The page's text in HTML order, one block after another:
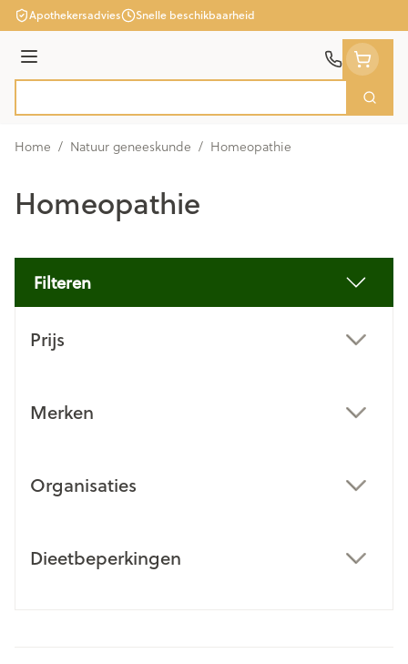
Ga naar de inhoud
Apothekersadvies Snelle beschikbaarheid
Menu
Zoek
Home / Natuur geneeskunde / Homeopathie
Homeopathie
Filteren
Prijs
Merken
Organisaties
Dieetbeperkingen